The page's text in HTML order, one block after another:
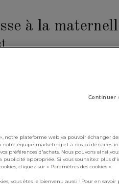
à la
Continuer
notre plateforme web va pouvoir échanger
équipe marketing et à nos partenaires
préférences d'achats. Nous pouvons ainsi
publicité appropriée. Si vous souhaitez plus
cliquez sur « Paramètres des cookies ».
vous êtes le bienvenu aussi ! Pour en savoir